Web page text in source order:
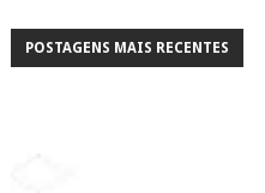
POSTAGENS MAIS RECENTES